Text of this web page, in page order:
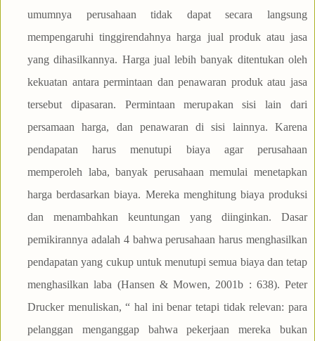
umumnya perusahaan tidak dapat secara langsung
mempengaruhi tinggirendahnya harga jual produk atau jasa
yang dihasilkannya. Harga jual lebih banyak ditentukan oleh
kekuatan antara permintaan dan penawaran produk atau jasa
tersebut dipasaran. Permintaan merupakan sisi lain dari
persamaan harga, dan penawaran di sisi lainnya. Karena
pendapatan harus menutupi biaya agar perusahaan
memperoleh laba, banyak perusahaan memulai menetapkan
harga berdasarkan biaya. Mereka menghitung biaya produksi
dan menambahkan keuntungan yang diinginkan. Dasar
pemikirannya adalah 4 bahwa perusahaan harus menghasilkan
pendapatan yang cukup untuk menutupi semua biaya dan tetap
menghasilkan laba (Hansen & Mowen, 2001b : 638). Peter
Drucker menuliskan, “ hal ini benar tetapi tidak relevan: para
pelanggan menganggap bahwa pekerjaan mereka bukan